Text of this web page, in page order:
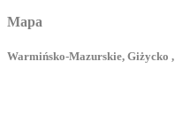
Mapa
Warmińsko-Mazurskie, Giżycko ,